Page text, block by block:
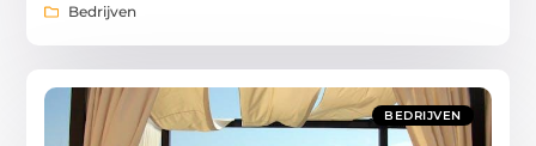
Bedrijven
BEDRIJVEN